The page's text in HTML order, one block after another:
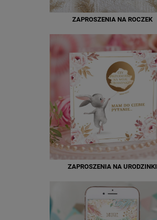
ZAPROSZENIA NA ROCZEK
ZAPROSZENIA NA URODZINKI